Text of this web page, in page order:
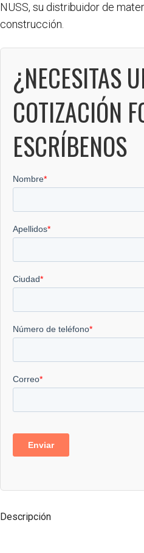
NUSS, su distribuidor de
construcción.
¿NECESITAS
COTIZACIÓN
ESCRÍBENOS
Descripción